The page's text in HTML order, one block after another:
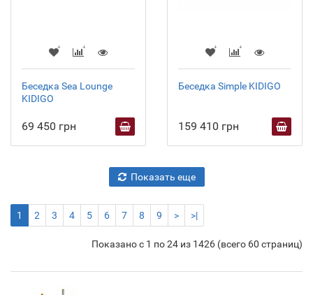
Беседка Sea Lounge
KIDIGO
69 450 грн
Беседка Simple KIDIGO
159 410 грн
Показать еще
1 2 3 4 5 6 7 8 9 > >|
Показано с 1 по 24 из 1426 (всего 60 страниц)